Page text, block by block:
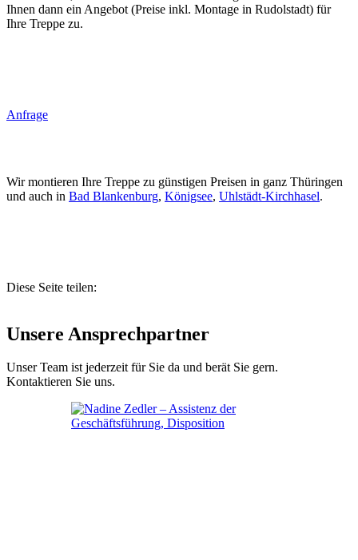
Ihnen dann ein Angebot (Preise inkl. Montage in Rudolstadt) für
Ihre Treppe zu.
Anfrage
Wir montieren Ihre Treppe zu günstigen Preisen in ganz Thüringen
und auch in Bad Blankenburg, Königsee, Uhlstädt-Kirchhasel.
Diese Seite teilen:
Unsere Ansprechpartner
Unser Team ist jederzeit für Sie da und berät Sie gern.
Kontaktieren Sie uns.